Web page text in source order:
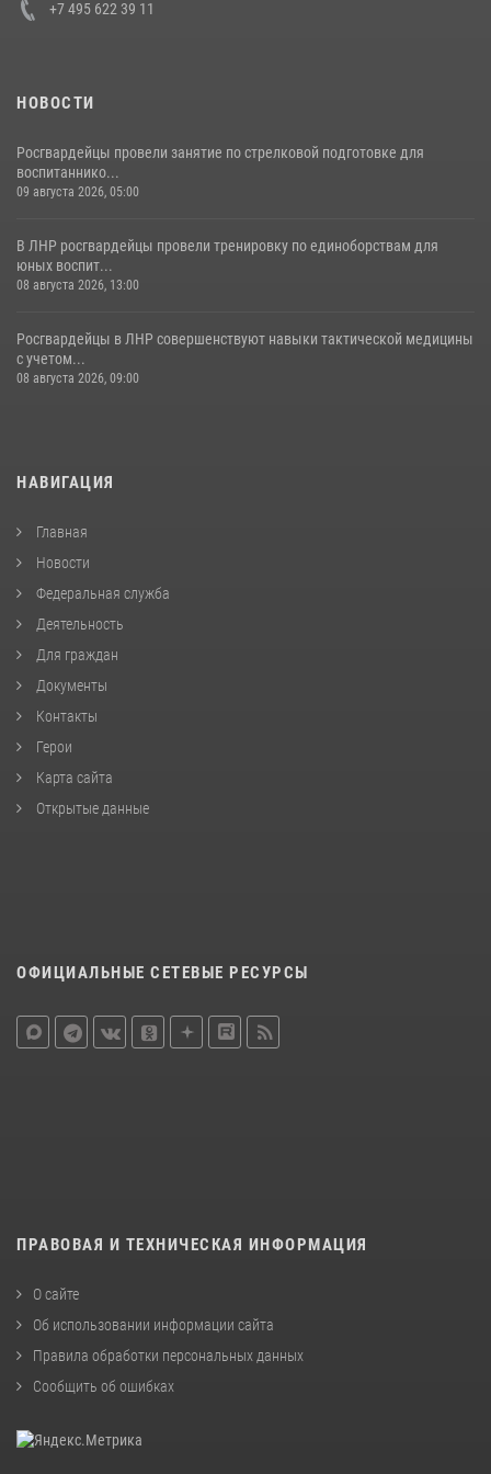
+7 495 622 39 11
НОВОСТИ
Росгвардейцы провели занятие по стрелковой подготовке для
воспитаннико...
09 августа 2026, 05:00
В ЛНР росгвардейцы провели тренировку по единоборствам для
юных воспит...
08 августа 2026, 13:00
Росгвардейцы в ЛНР совершенствуют навыки тактической медицины
с учетом...
08 августа 2026, 09:00
НАВИГАЦИЯ
Главная
Новости
Федеральная служба
Деятельность
Для граждан
Документы
Контакты
Герои
Карта сайта
Открытые данные
ОФИЦИАЛЬНЫЕ СЕТЕВЫЕ РЕСУРСЫ
ПРАВОВАЯ И ТЕХНИЧЕСКАЯ ИНФОРМАЦИЯ
О сайте
Об использовании информации сайта
Правила обработки персональных данных
Сообщить об ошибках